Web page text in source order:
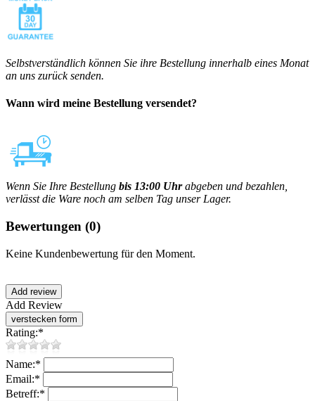
Selbstverständlich können Sie ihre Bestellung innerhalb eines Monat
an uns zurück senden.
Wann wird meine Bestellung versendet?
Wenn Sie Ihre Bestellung bis 13:00 Uhrabgeben und bezahlen,
verlässt die Ware noch am selben Tag unser Lager.
Bewertungen (0)
Keine Kundenbewertung für den Moment.
Add Review
Rating:*
Name:*
Email:*
Betreff:*